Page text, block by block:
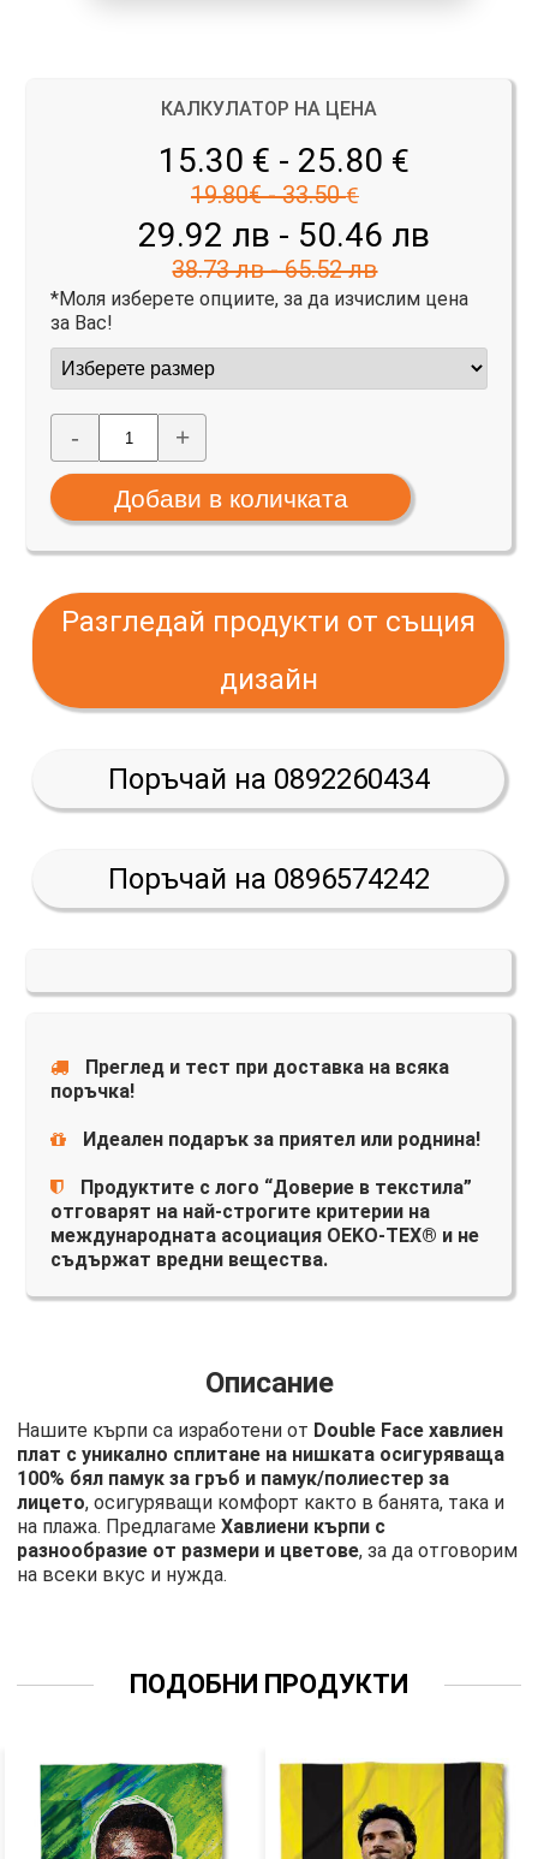
КАЛКУЛАТОР НА ЦЕНА
15.30 € - 25.80 €
19.80€ - 33.50 €
29.92 лв - 50.46 лв
38.73 лв - 65.52 лв
*Моля изберете опциите, за да изчислим цена
за Вас!
- +
Разгледай продукти от същия
дизайн
Поръчай на 0892260434
Поръчай на 0896574242
Преглед и тест при доставка на всяка
поръчка!
Идеален подарък за приятел или роднина!
Продуктите с лого “Доверие в текстила”
отговарят на най-строгите критерии на
международната асоциация OEKO-TEX® и не
съдържат вредни вещества.
Описание
Нашите кърпи са изработени от Double Face хавлиен
плат с уникално сплитане на нишката осигуряваща
100% бял памук за гръб и памук/полиестер за
лицето, осигуряващи комфорт както в банята, така и
на плажа. ПредлагамеХавлиени кърпи с
разнообразие от размери и цветове, за да отговорим
на всеки вкус и нужда.
ПОДОБНИ ПРОДУКТИ